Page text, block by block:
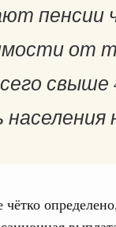
пенсии
от
свыше
чётко
четверг
год,
год,